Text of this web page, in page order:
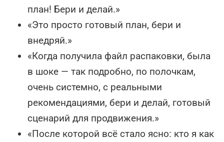
план! Бери и делай.»
«Это просто готовый план, бери и
внедряй.»
«Когда получила файл распаковки, была
в шоке — так подробно, по полочкам,
очень системно, с реальными
рекомендациями, бери и делай, готовый
сценарий для продвижения.»
«После которой всё стало ясно: кто я как